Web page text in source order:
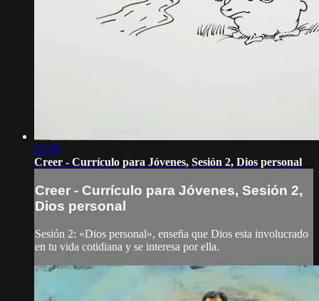
02:58
Creer - Currículo para Jóvenes, Sesión 2, Dios personal
Creer - Currículo para Jóvenes, Sesión 2,
Dios personal
Sesión 2: «Dios personal», enseña que Dios esta involucrado
en tu vida cotidiana y se interesa por ella.